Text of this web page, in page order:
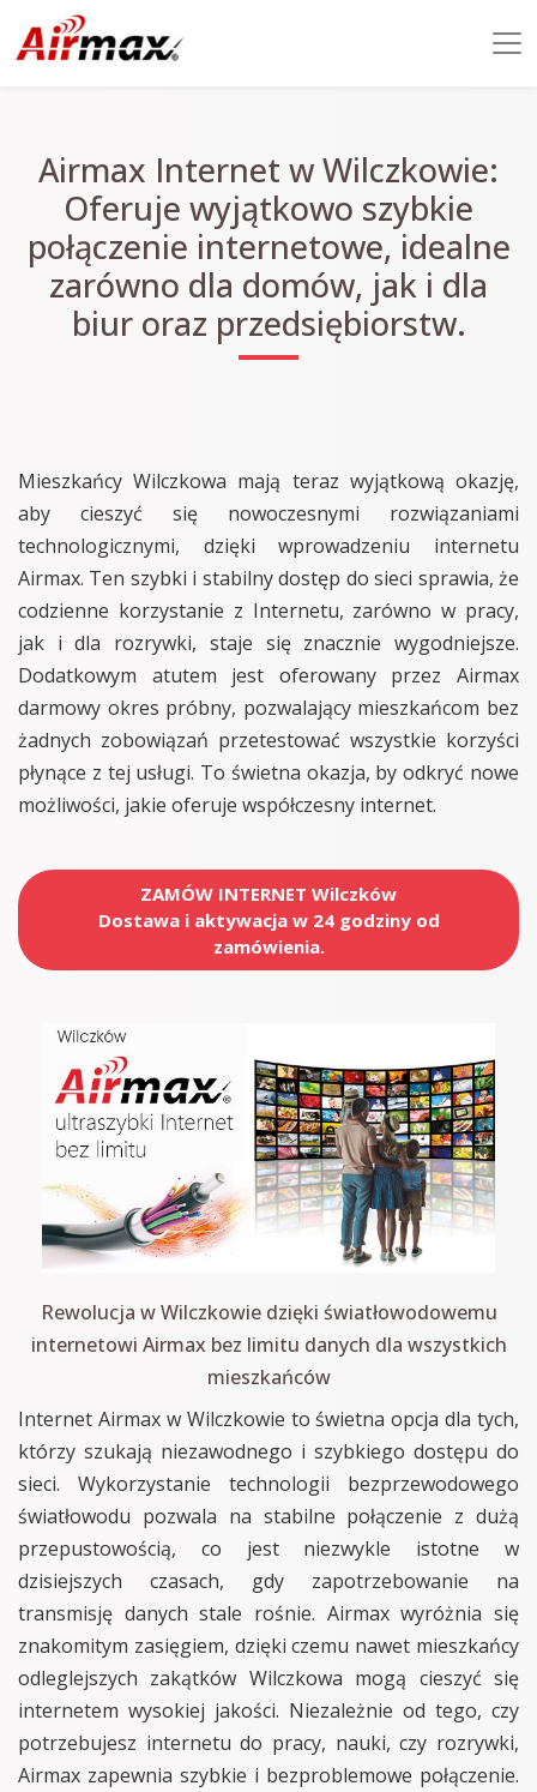
Airmax Internet w Wilczkowie:
Oferuje wyjątkowo szybkie
połączenie internetowe, idealne
zarówno dla domów, jak i dla
biur oraz przedsiębiorstw.
Mieszkańcy Wilczkowa mają teraz wyjątkową okazję,
aby cieszyć się nowoczesnymi rozwiązaniami
technologicznymi, dzięki wprowadzeniu internetu
Airmax. Ten szybki i stabilny dostęp do sieci sprawia, że
codzienne korzystanie z Internetu, zarówno w pracy,
jak i dla rozrywki, staje się znacznie wygodniejsze.
Dodatkowym atutem jest oferowany przez Airmax
darmowy okres próbny, pozwalający mieszkańcom bez
żadnych zobowiązań przetestować wszystkie korzyści
płynące z tej usługi. To świetna okazja, by odkryć nowe
możliwości, jakie oferuje współczesny internet.
ZAMÓW INTERNET Wilczków
Dostawa i aktywacja w 24 godziny od
zamówienia.
Rewolucja w Wilczkowie dzięki światłowodowemu
internetowi Airmax bez limitu danych dla wszystkich
mieszkańców
Internet Airmax w Wilczkowie to świetna opcja dla tych,
którzy szukają niezawodnego i szybkiego dostępu do
sieci. Wykorzystanie technologii bezprzewodowego
światłowodu pozwala na stabilne połączenie z dużą
przepustowością, co jest niezwykle istotne w
dzisiejszych czasach, gdy zapotrzebowanie na
transmisję danych stale rośnie. Airmax wyróżnia się
znakomitym zasięgiem, dzięki czemu nawet mieszkańcy
odleglejszych zakątków Wilczkowa mogą cieszyć się
internetem wysokiej jakości. Niezależnie od tego, czy
potrzebujesz internetu do pracy, nauki, czy rozrywki,
Airmax zapewnia szybkie i bezproblemowe połączenie.